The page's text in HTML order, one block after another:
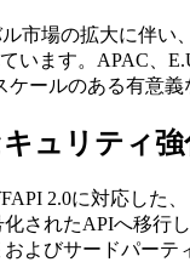
場の拡大に伴い
います。APAC
ールのある有意
ュリティ強
2.0に対応した
されたAPIへ移行
およびサードパーテ